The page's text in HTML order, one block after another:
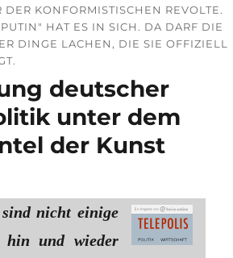
DER KONFORMISTISCHEN REVOLTE.
HAT ES IN SICH. DA DARF DIE
DINGE LACHEN, DIE SIE OFFIZIELL
deutscher
unter dem
der Kunst
nicht einige
hin und wieder